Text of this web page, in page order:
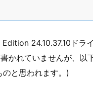
24.10.37.10ドラ
かれていませんが、
と思われます。)